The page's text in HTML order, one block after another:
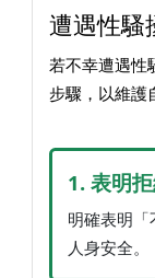
遭遇性騷
若不幸遭遇性
步驟，以維護
1. 表明
明確表明
人身安全。